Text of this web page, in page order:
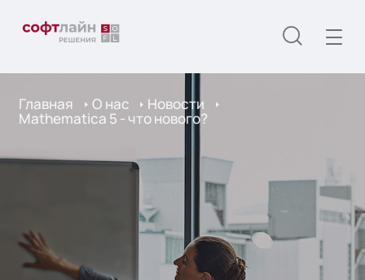
Главная О нас Новости
Mathematica 5 - что нового?